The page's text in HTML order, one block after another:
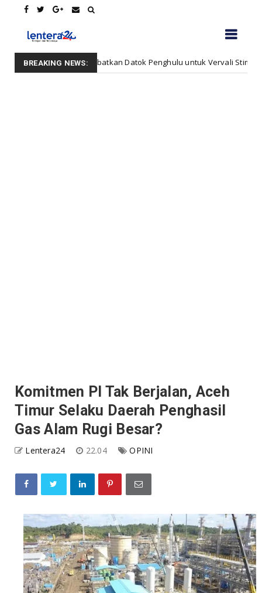
BREAKING NEWS:
Libatkan Datok Penghulu untuk Vervali Stimulan Rumah
Komitmen PI Tak Berjalan, Aceh
Timur Selaku Daerah Penghasil
Gas Alam Rugi Besar?
Lentera24 22.04 OPINI